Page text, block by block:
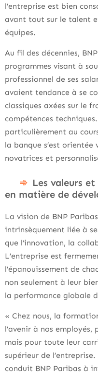
l’entreprise est bien
avant tout sur le talent
équipes.
Au fil des décennies,
programmes visant à
professionnel de ses
avaient tendance à se
classiques axées sur le
compétences
particulièrement au
la banque s’est orientée
novatrices et
Les valeurs
en matière de
La vision de BNP
intrinsèquement liée à
que l’innovation, la
L’entreprise est
l’épanouissement de
non seulement à leur
la performance globale
« Chez nous, la
l’avenir à nos employés,
mais pour toute leur
supérieur de
conduit BNP Paribas à